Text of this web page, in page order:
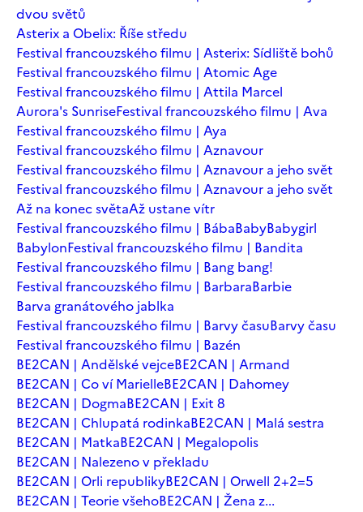
dvou světů
Asterix a Obelix: Říše středu
Festival francouzského filmu | Asterix: Sídliště bohů
Festival francouzského filmu | Atomic Age
Festival francouzského filmu | Attila Marcel
Aurora's SunriseFestival francouzského filmu | Ava
Festival francouzského filmu | Aya
Festival francouzského filmu | Aznavour
Festival francouzského filmu | Aznavour a jeho svět
Festival francouzského filmu | Aznavour a jeho svět
Až na konec světaAž ustane vítr
Festival francouzského filmu | BábaBabyBabygirl
BabylonFestival francouzského filmu | Bandita
Festival francouzského filmu | Bang bang!
Festival francouzského filmu | BarbaraBarbie
Barva granátového jablka
Festival francouzského filmu | Barvy časuBarvy času
Festival francouzského filmu | Bazén
BE2CAN | Andělské vejceBE2CAN | Armand
BE2CAN | Co ví MarielleBE2CAN | Dahomey
BE2CAN | DogmaBE2CAN | Exit 8
BE2CAN | Chlupatá rodinkaBE2CAN | Malá sestra
BE2CAN | MatkaBE2CAN | Megalopolis
BE2CAN | Nalezeno v překladu
BE2CAN | Orli republikyBE2CAN | Orwell 2+2=5
BE2CAN | Teorie všehoBE2CAN | Žena z...